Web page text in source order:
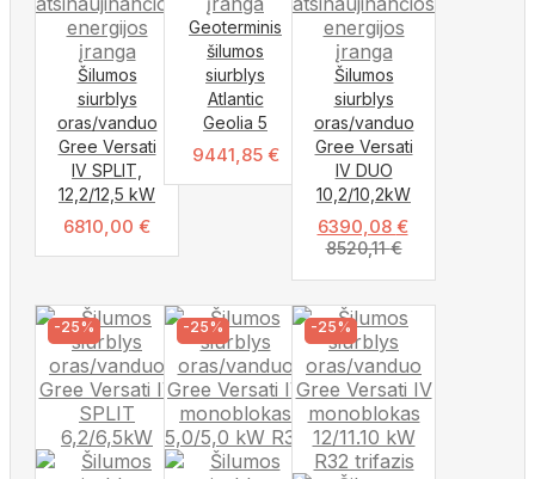
Šilumos
siurblys
oras/vanduo
Gree Versati
IV SPLIT,
12,2/12,5 kW
6810,00 €
Geoterminis
šilumos
siurblys
Atlantic
Geolia 5
9441,85 €
Šilumos
siurblys
oras/vanduo
Gree Versati
IV DUO
10,2/10,2kW
6390,08 €
8520,11€
-25% -25% -25%